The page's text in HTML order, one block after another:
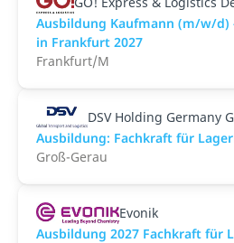
Ausbildung Kaufmann (m/w/d)
in Frankfurt 2027
Frankfurt/M
DSV Holding Germany
Ausbildung: Fachkraft für
Groß-Gerau
Evonik
Ausbildung 2027 Fachkraft für